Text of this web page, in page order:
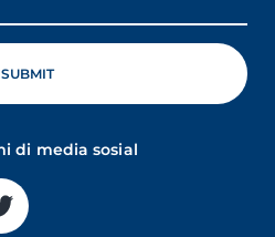
di media sosial